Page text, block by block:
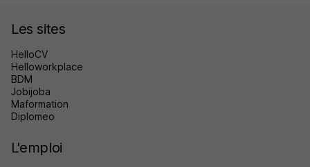
Les sites
HelloCV
Helloworkplace
BDM
Jobijoba
Maformation
Diplomeo
L'emploi